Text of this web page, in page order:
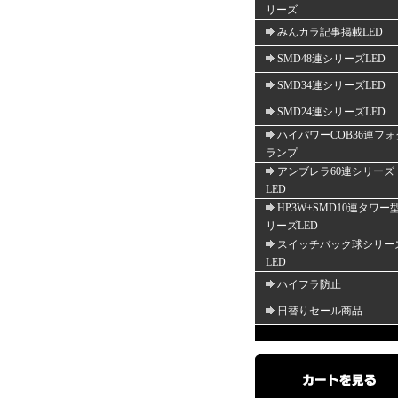
リーズ
みんカラ記事掲載LED
SMD48連シリーズLED
SMD34連シリーズLED
SMD24連シリーズLED
ハイパワーCOB36連フォ
ランプ
アンブレラ60連シリーズ
LED
HP3W+SMD10連タワー
リーズLED
スイッチバック球シリー
LED
ハイフラ防止
日替りセール商品